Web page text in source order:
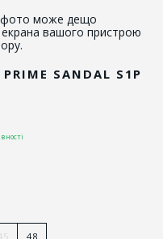
фото може дещо
екрана вашого пристрою
SANDAL S1P
45 48